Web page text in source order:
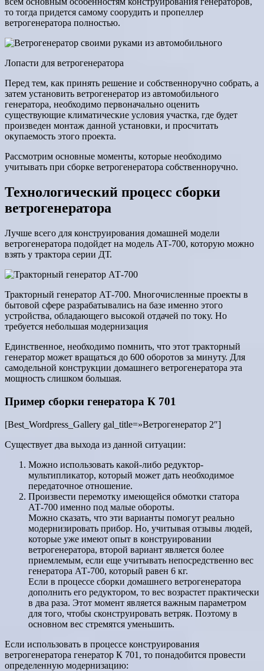
то тогда придется самому соорудить и пропеллер
ветрогенератора полностью.
Лопасти для ветрогенератора
Перед тем, как принять решение и собственноручно собрать, а
затем установить ветрогенератор из автомобильного
генератора, необходимо первоначально оценить
существующие климатические условия участка, где будет
произведен монтаж данной установки, и просчитать
окупаемость этого проекта.
Рассмотрим основные моменты, которые необходимо
учитывать при сборке ветрогенератора собственноручно.
Технологический процесс сборки
ветрогенератора
Лучше всего для конструирования домашней модели
ветрогенератора подойдет на модель АТ-700, которую можно
взять у трактора серии ДТ.
Тракторный генератор АТ-700. Многочисленные проекты в
бытовой сфере разрабатывались на базе именно этого
устройства, обладающего высокой отдачей по току. Но
требуется небольшая модернизация
Единственное, необходимо помнить, что этот тракторный
генератор может вращаться до 600 оборотов за минуту. Для
самодельной конструкции домашнего ветрогенератора эта
мощность слишком большая.
Пример сборки генератора К 701
[Best_Wordpress_Gallery gal_title=»Ветрогенератор 2″]
Существует два выхода из данной ситуации:
Можно использовать какой-либо редуктор-
мультипликатор, который может дать необходимое
передаточное отношение.
Произвести перемотку имеющейся обмотки статора
АТ-700 именно под малые обороты.
Можно сказать, что эти варианты помогут реально
модернизировать прибор. Но, учитывая отзывы людей,
которые уже имеют опыт в конструировании
ветрогенератора, второй вариант является более
приемлемым, если еще учитывать непосредственно вес
генератора АТ-700, который равен 6 кг.
Если в процессе сборки домашнего ветрогенератора
дополнить его редуктором, то вес возрастет практически
в два раза. Этот момент является важным параметром
для того, чтобы сконструировать ветряк. Поэтому в
основном вес стремятся уменьшить.
Если использовать в процессе конструирования
ветрогенератора генератор К 701, то понадобится провести
определенную модернизацию: